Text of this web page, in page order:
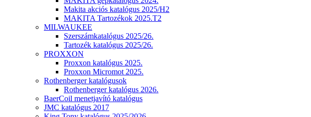
Makita akciós katalógus 2025/H2
MAKITA Tartozékok 2025.T2
MILWAUKEE
Szerszámkatalógus 2025/26.
Tartozék katalógus 2025/26.
PROXXON
Proxxon katalógus 2025.
Proxxon Micromot 2025.
Rothenberger katalógusok
Rothenberger katalógus 2026.
BaerCoil menetjavító katalógus
JMC katalógus 2017